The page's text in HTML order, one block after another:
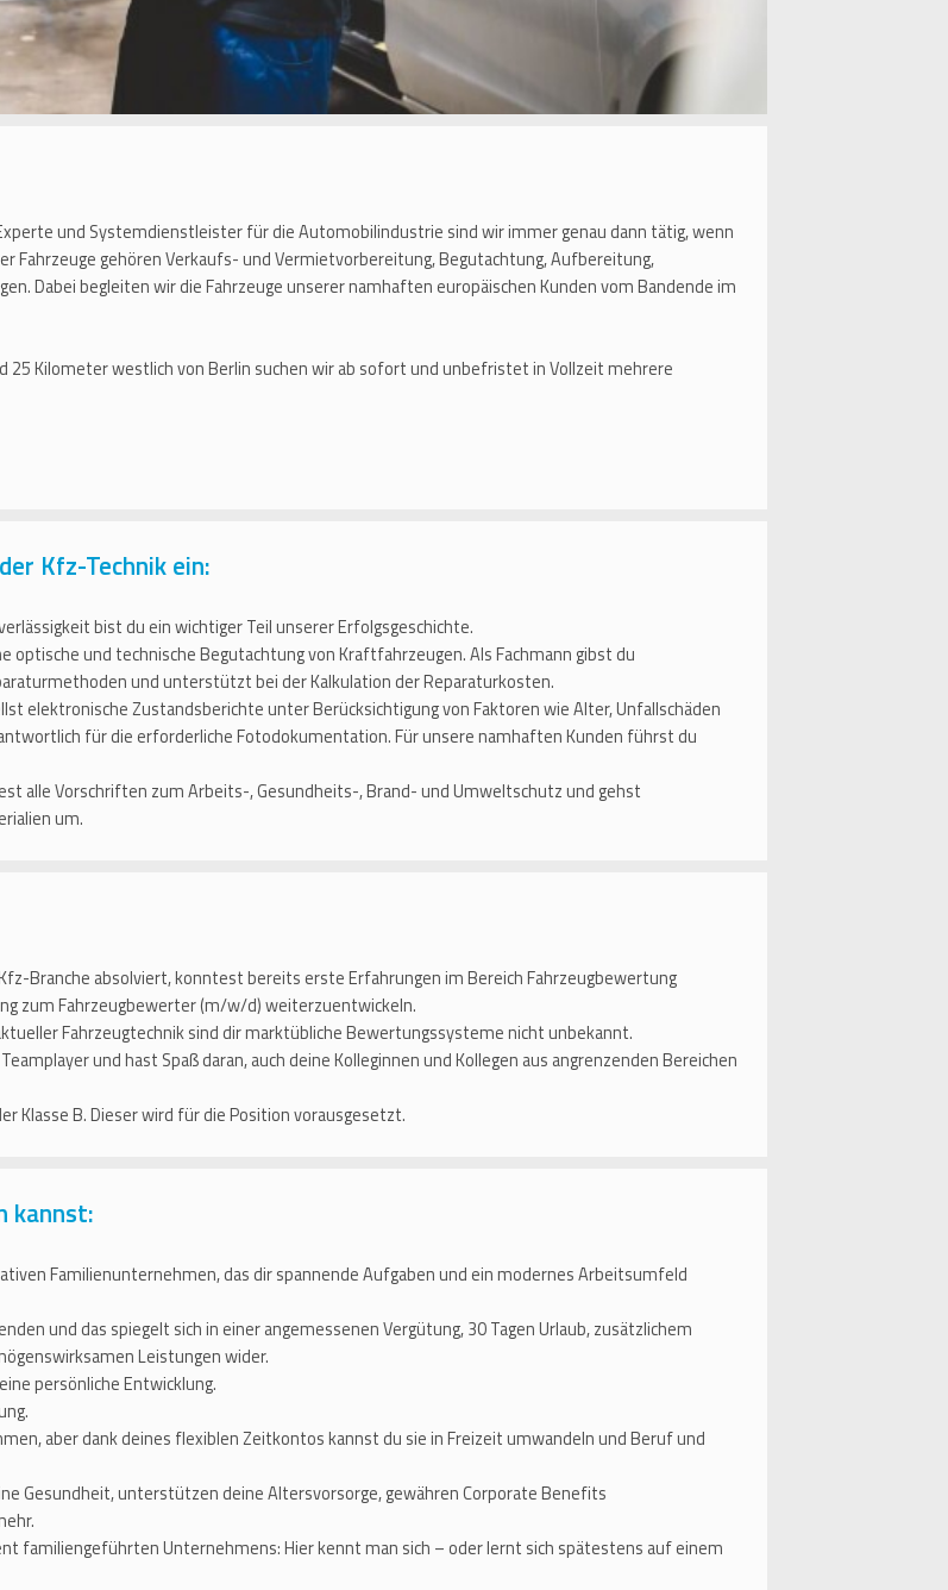
und Systemdienstleister für die Automobilindustrie sind wir immer genau dann tätig, wenn
Fahrzeuge gehören Verkaufs- und Vermietvorbereitung, Begutachtung, Aufbereitung,
Dabei begleiten wir die Fahrzeuge unserer namhaften europäischen Kunden vom Bandende im
Kilometer westlich von Berlin suchen wir ab sofort und unbefristet in Vollzeit mehrere
Kfz-Technik ein:
bist du ein wichtiger Teil unserer Erfolgsgeschichte.
optische und technische Begutachtung von Kraftfahrzeugen. Als Fachmann gibst du
und unterstützt bei der Kalkulation der Reparaturkosten.
elektronische Zustandsberichte unter Berücksichtigung von Faktoren wie Alter, Unfallschäden
für die erforderliche Fotodokumentation. Für unsere namhaften Kunden führst du
alle Vorschriften zum Arbeits-, Gesundheits-, Brand- und Umweltschutz und gehst
um.
Branche absolviert, konntest bereits erste Erfahrungen im Bereich Fahrzeugbewertung
zum Fahrzeugbewerter (m/w/d) weiterzuentwickeln.
Fahrzeugtechnik sind dir marktübliche Bewertungssysteme nicht unbekannt.
und hast Spaß daran, auch deine Kolleginnen und Kollegen aus angrenzenden Bereichen
Klasse B. Dieser wird für die Position vorausgesetzt.
kannst:
Familienunternehmen, das dir spannende Aufgaben und ein modernes Arbeitsumfeld
und das spiegelt sich in einer angemessenen Vergütung, 30 Tagen Urlaub, zusätzlichem
Leistungen wider.
persönliche Entwicklung.
aber dank deines flexiblen Zeitkontos kannst du sie in Freizeit umwandeln und Beruf und
Gesundheit, unterstützen deine Altersvorsorge, gewähren Corporate Benefits
familiengeführten Unternehmens: Hier kennt man sich – oder lernt sich spätestens auf einem